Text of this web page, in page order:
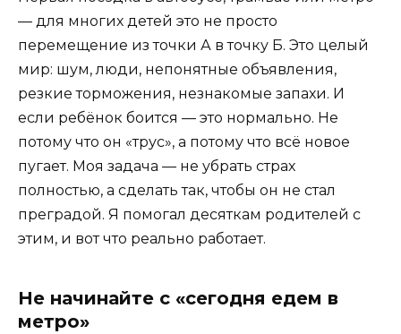
— для многих детей это не просто
перемещение из точки А в точку Б. Это целый
мир: шум, люди, непонятные объявления,
резкие торможения, незнакомые запахи. И
если ребёнок боится — это нормально. Не
потому что он «трус», а потому что всё новое
пугает. Моя задача — не убрать страх
полностью, а сделать так, чтобы он не стал
преградой. Я помогал десяткам родителей с
этим, и вот что реально работает.
Не начинайте с «сегодня едем в
метро»